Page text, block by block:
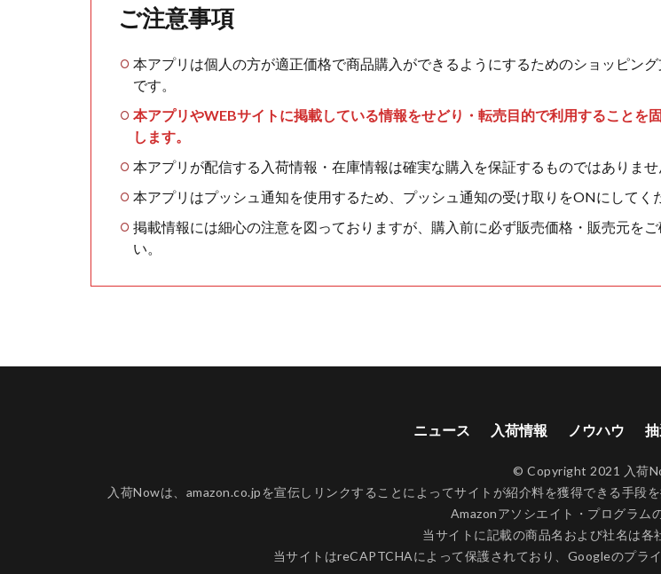
ご注意事項
本アプリは個人の方が適正価格で商品購入ができるようにするためのショッピング
です。
本アプリやWEBサイトに掲載している情報をせどり・転売目的で利用することを
します。
本アプリが配信する入荷情報・在庫情報は確実な購入を保証するものではありませ
本アプリはプッシュ通知を使用するため、プッシュ通知の受け取りをONにしてく
掲載情報には細心の注意を図っておりますが、購入前に必ず販売価格・販売元をご
い。
ニュース 入荷情報 ノウハウ
© Copyright 2021 入荷
入荷Nowは、amazon.co.jpを宣伝しリンクすることによってサイトが紹介料を獲得できる手段
Amazonアソシエイト・プログラム
当サイトに記載の商品名および社名は各
当サイトはreCAPTCHAによって保護されており、Googleのプラ